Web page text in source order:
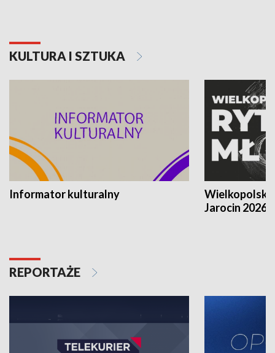
KULTURA I SZTUKA
Informator kulturalny
Jarocin 2026
REPORTAŻE